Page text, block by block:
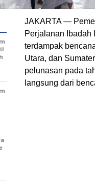
JAKARTA —
Perjalanan Ibadah
terdampak
Utara, dan
pelunasan pada
langsung dari